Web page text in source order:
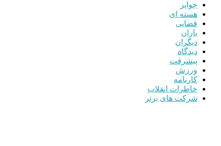
جوایز
هسته ای
قضایی
یاران
دیگران
دیدگاه
پیشرفت
ورزش
کارنامه
خاطرات انقلاب
شرکت های برتر